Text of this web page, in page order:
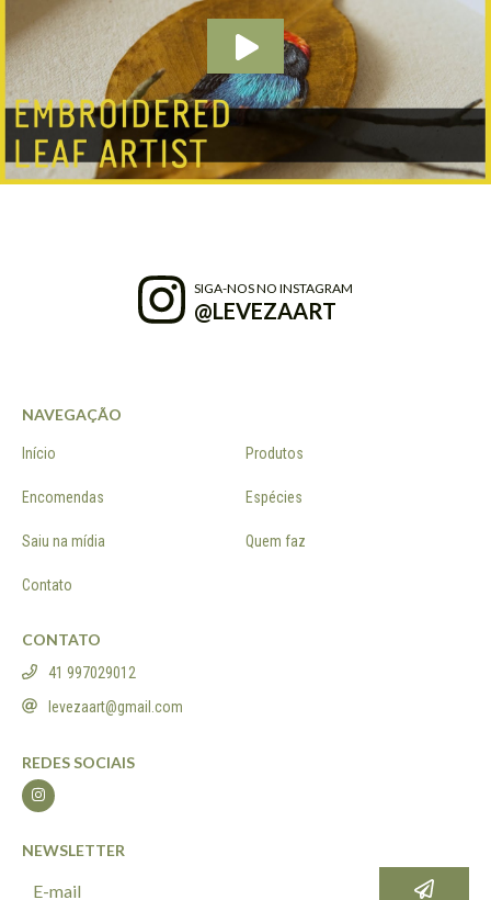
SIGA-NOS NO INSTAGRAM
@LEVEZAART
NAVEGAÇÃO
Início Produtos
Encomendas Espécies
Saiu na mídia Quem faz
Contato
CONTATO
41 997029012
levezaart@gmail.com
REDES SOCIAIS
NEWSLETTER